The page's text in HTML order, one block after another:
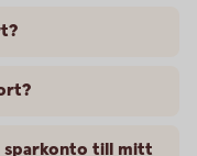
sparkonto till mitt